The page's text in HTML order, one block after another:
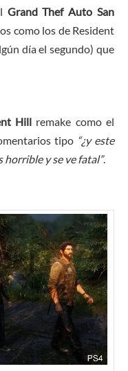
Grand Thef Auto San
como los de Resident
día el segundo) que
Hill remake como el
tipo “¿y este
horrible y se ve fatal”.